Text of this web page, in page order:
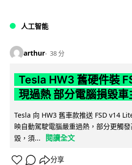
人工智能
arthur 38 分
Tesla HW3 舊硬件裝
現過熱 部分電腦損毀
Tesla 向 HW3 舊車款推送 FSD v14
映自動駕駛電腦嚴重過熱，部分更觸
毀，須...
閱讀全文
分享